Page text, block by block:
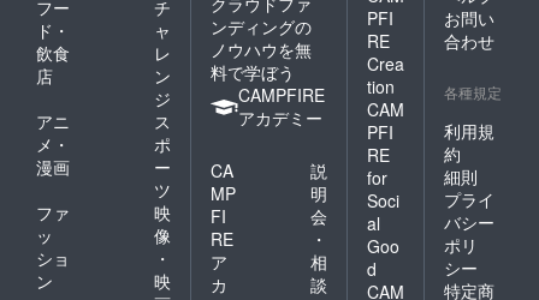
フー
ド・
飲食
店
チ
ャ
レ
ン
ジ
アニ
メ・
漫画
ス
ポ
ー
ツ
ファ
ッ
ショ
ン
映
像
・
映
ンディングの
ノウハウを無
料で学ぼう
CAMPFIRE
アカデミー
CA
MP
FI
RE
ア
カ
説
明
会
・
相
談
PFI
RE
Crea
tion
CAM
PFI
RE
for
Soci
al
Goo
d
CAM
お問い
合わせ
各種規定
利用規
約
細則
プライ
バシー
ポリ
シー
特定商